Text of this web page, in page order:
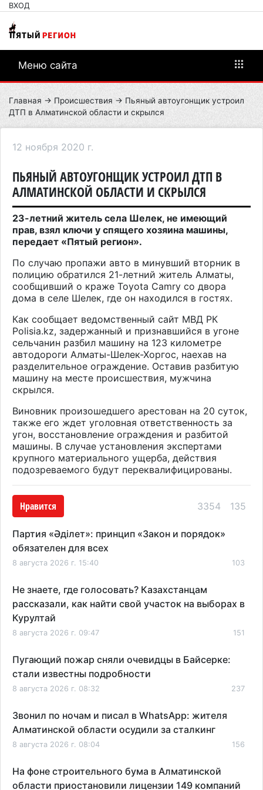
ВХОД
Меню сайта
Главная → Происшествия → Пьяный автоугонщик устроил
ДТП в Алматинской области и скрылся
12 ноября 2020 г.
ПЬЯНЫЙ АВТОУГОНЩИК УСТРОИЛ ДТП В
АЛМАТИНСКОЙ ОБЛАСТИ И СКРЫЛСЯ
23-летний житель села Шелек, не имеющий
прав, взял ключи у спящего хозяина машины,
передает «Пятый регион».
По случаю пропажи авто в минувший вторник в
полицию обратился 21-летний житель Алматы,
сообщивший о краже Toyota Camry со двора
дома в селе Шелек, где он находился в гостях.
Как сообщает ведомственный сайт МВД РК
Polisia.kz, задержанный и признавшийся в угоне
сельчанин разбил машину на 123 километре
автодороги Алматы-Шелек-Хоргос, наехав на
разделительное ограждение. Оставив разбитую
машину на месте происшествия, мужчина
скрылся.
Виновник произошедшего арестован на 20 суток,
также его ждет уголовная ответственность за
угон, восстановление ограждения и разбитой
машины. В случае установления экспертами
крупного материального ущерба, действия
подозреваемого будут переквалифицированы.
Нравится 3354 135
Партия «Әділет»: принцип «Закон и порядок»
обязателен для всех
8 августа 2026 г. 15:40 103
Не знаете, где голосовать? Казахстанцам
рассказали, как найти свой участок на выборах в
Курултай
8 августа 2026 г. 09:47 151
Пугающий пожар сняли очевидцы в Байсерке:
стали известны подробности
8 августа 2026 г. 08:32 237
Звонил по ночам и писал в WhatsApp: жителя
Алматинской области осудили за сталкинг
8 августа 2026 г. 08:04 156
На фоне строительного бума в Алматинской
области приостановили лицензии 149 компаний